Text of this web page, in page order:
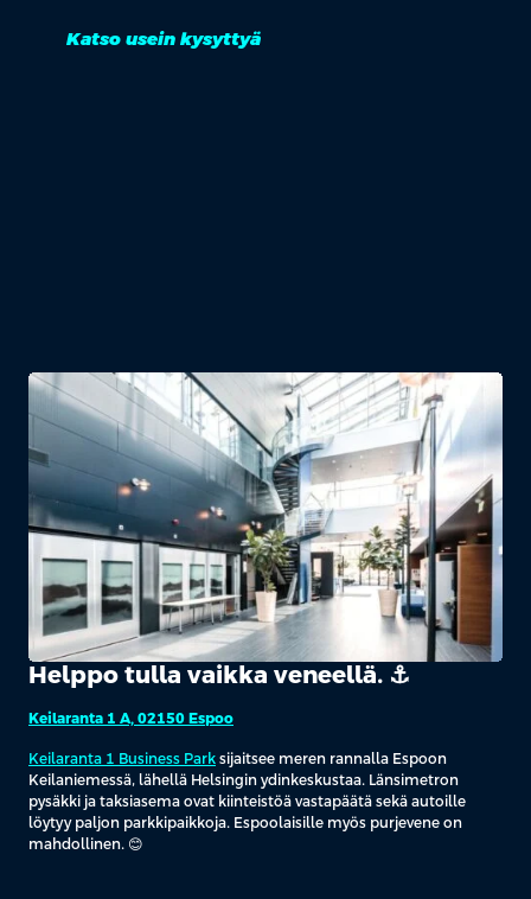
Katso usein kysyttyä
Helppo tulla vaikka veneellä. ⚓️
Keilaranta 1 A, 02150 Espoo
Keilaranta 1 Business Park sijaitsee meren rannalla Espoon
Keilaniemessä, lähellä Helsingin ydinkeskustaa. Länsimetron
pysäkki ja taksiasema ovat kiinteistöä vastapäätä sekä autoille
löytyy paljon parkkipaikkoja. Espoolaisille myös purjevene on
mahdollinen. 😊